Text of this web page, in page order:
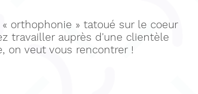
orthophonie » tatoué sur le coeur
travailler auprès d'une clientèle
on veut vous rencontrer !